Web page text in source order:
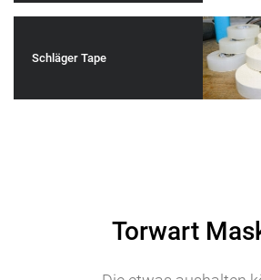
Schläger Tape
Torwart